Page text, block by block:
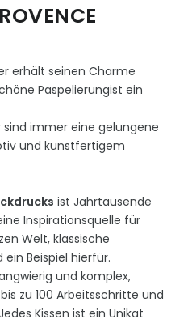
erhält seinen Charme
Paspelierungist ein
immer eine gelungene
und kunstfertigem
ist Jahrtausende
Inspirationsquelle für
Welt, klassische
Beispiel hierfür.
und komplex,
zu 100 Arbeitsschritte und
Kissen ist ein Unikat